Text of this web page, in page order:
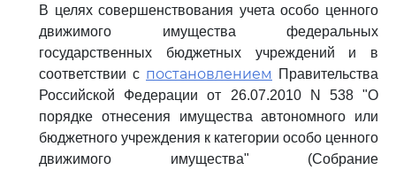
В целях совершенствования учета особо ценного
движимого имущества федеральных
государственных бюджетных учреждений и в
соответствии с постановлением
Правительства
Российской Федерации от 26.07.2010 N 538 "О
порядке отнесения имущества автономного или
бюджетного учреждения к категории особо ценного
движимого имущества" (Собрание